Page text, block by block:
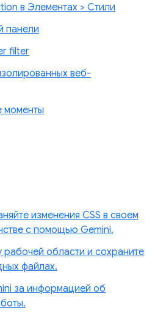
в Элементах > Стили
панели
filter
веб-
моменты
изменения CSS в своем
с помощью Gemini.
рабочей области и сохраните
файлах.
за информацией об